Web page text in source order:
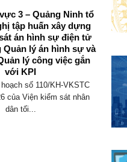
3 – Quảng Ninh tổ
tập huấn xây dựng
án hình sự điện tử
Quản lý án hình sự và
lý công việc gắn
với KPI
số 110/KH-VKSTC
của Viện kiểm sát nhân
dân tối...